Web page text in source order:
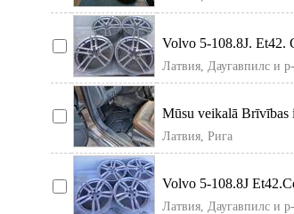
Volvo 5-108.8J. Et42.
Комплект дисков
Латвия, Даугавпилс и
Mūsu veikalā Brīvības
automašīnai atradīsiet
Латвия, Рига
Volvo 5-108.8J
дисков из Германии
Латвия, Даугавпилс и